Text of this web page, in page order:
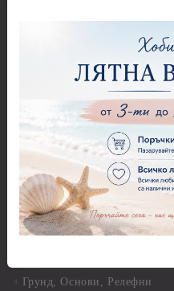
хартия А4 - Alchemy of Art -
Оризова декупажна хартия
А4 - Itd. Collection - 25-30
гр.
Фина оризова декупажна
хартия Stamperia - 21 х
29.см. - 28гр.
Декупажна хартия - Други
Антични пасти
Грунд, Основи, Релефни